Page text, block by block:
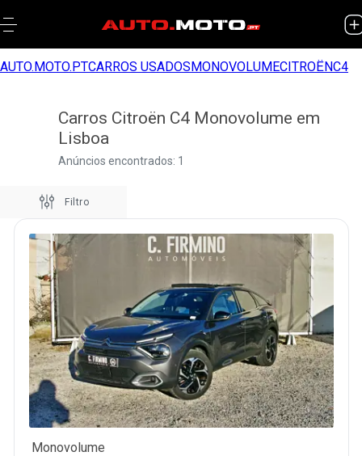
AUTO.MOTO.PTCARROS USADOSMONOVOLUMECITROËNC4
Carros Citroën C4 Monovolume em
Lisboa
Anúncios encontrados: 1
Filtro
Monovolume